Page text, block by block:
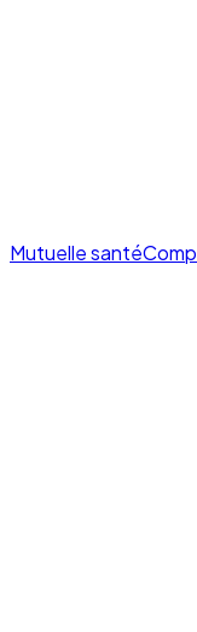
Mutuelle santé